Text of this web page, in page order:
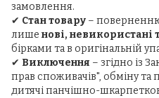
замовлення.
✔ Стан товару –
лише нові, невикористані
бірками та в оригінальній
✔ Виключення – згідно із
прав споживачів", обміну
дитячі панчішно-